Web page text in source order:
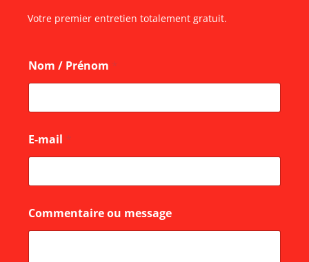
Votre premier entretien totalement gratuit.
Nom / Prénom *
E-mail *
e
s
Commentaire ou message